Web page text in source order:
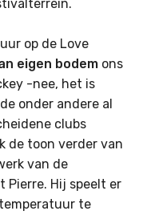
op de Love
eigen bodem ons
-nee, het is
onder andere al
clubs
de toon verder van
van de
Pierre. Hij speelt er
te